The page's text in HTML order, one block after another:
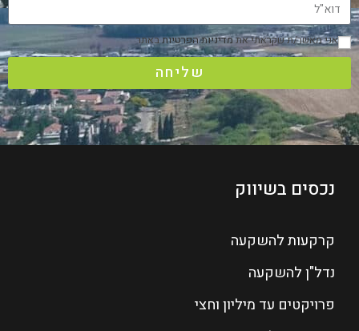
אני מאשר/ת שקראתי אתמדיניות הפרטיותבאתר
שליחה
נכסים בשיווק
קרקעות להשקעה
נדל"ן להשקעה
פרויקטים עד מיליון וחצי